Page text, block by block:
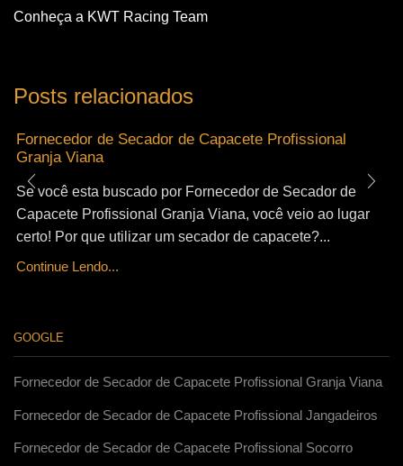
Conheça a KWT Racing Team
Posts relacionados
Fornecedor de Secador de Capacete Profissional
Granja Viana
Se você esta buscado por Fornecedor de Secador de
Capacete Profissional Granja Viana, você veio ao lugar
certo! Por que utilizar um secador de capacete?...
Continue Lendo...
GOOGLE
Fornecedor de Secador de Capacete Profissional Granja Viana
Fornecedor de Secador de Capacete Profissional Jangadeiros
Fornecedor de Secador de Capacete Profissional Socorro